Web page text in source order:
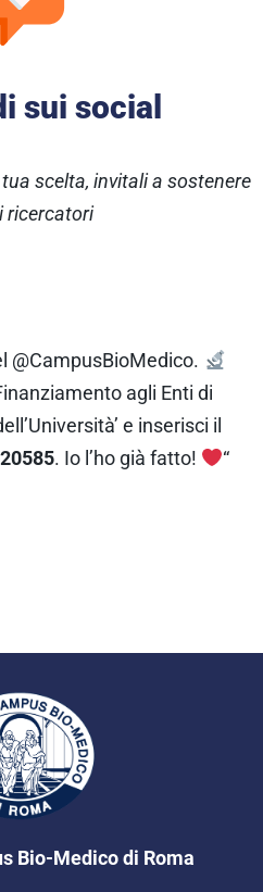
sui social
scelta, invitali a sostenere
ricercatori
@CampusBioMedico.
agli Enti di
e inserisci il
. Io l’ho già fatto! “
Bio-Medico di Roma